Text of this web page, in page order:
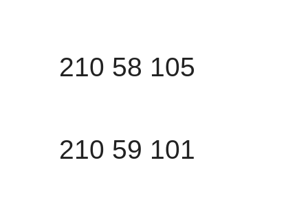
210 58 105
210 59 101